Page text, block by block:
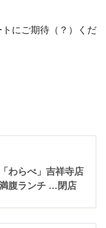
にご期待（？）くだ
わらべ」吉祥寺店
腹ランチ …閉店